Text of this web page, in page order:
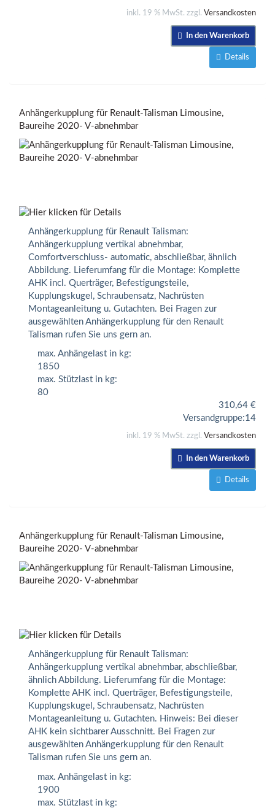
inkl. 19 % MwSt. zzgl. Versandkosten
In den Warenkorb
Details
Anhängerkupplung für Renault-Talisman Limousine,
Baureihe 2020- V-abnehmbar
Anhängerkupplung für Renault Talisman:
Anhängerkupplung vertikal abnehmbar,
Comfortverschluss- automatic, abschließbar, ähnlich
Abbildung. Lieferumfang für die Montage: Komplette
AHK incl. Querträger, Befestigungsteile,
Kupplungskugel, Schraubensatz, Nachrüsten
Montageanleitung u. Gutachten. Bei Fragen zur
ausgewählten Anhängerkupplung für den Renault
Talisman rufen Sie uns gern an.
max. Anhängelast in kg:
1850
max. Stützlast in kg:
80
310,64 €
Versandgruppe:14
inkl. 19 % MwSt. zzgl. Versandkosten
In den Warenkorb
Details
Anhängerkupplung für Renault-Talisman Limousine,
Baureihe 2020- V-abnehmbar
Anhängerkupplung für Renault Talisman:
Anhängerkupplung vertikal abnehmbar, abschließbar,
ähnlich Abbildung. Lieferumfang für die Montage:
Komplette AHK incl. Querträger, Befestigungsteile,
Kupplungskugel, Schraubensatz, Nachrüsten
Montageanleitung u. Gutachten. Hinweis: Bei dieser
AHK kein sichtbarer Ausschnitt. Bei Fragen zur
ausgewählten Anhängerkupplung für den Renault
Talisman rufen Sie uns gern an.
max. Anhängelast in kg:
1900
max. Stützlast in kg: